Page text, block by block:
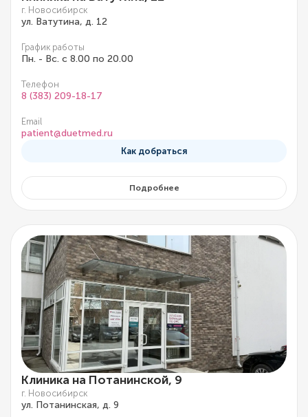
г. Новосибирск
ул. Ватутина, д. 12
График работы
Пн. - Вс. с 8.00 по 20.00
Телефон
8 (383) 209-18-17
Email
patient@duetmed.ru
Как добраться
Подробнее
Клиника на Потанинской, 9
г. Новосибирск
ул. Потанинская, д. 9